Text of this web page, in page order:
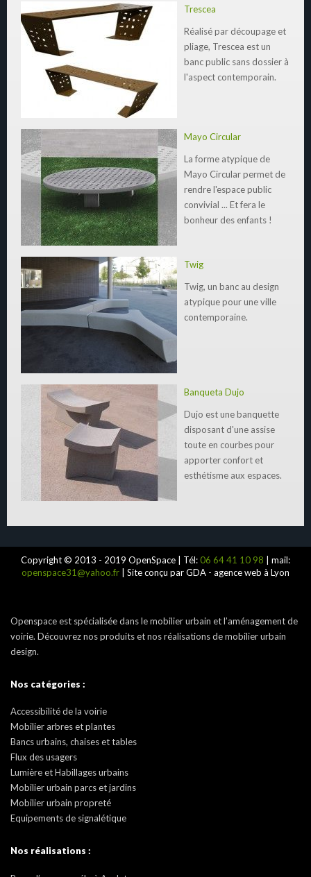
Trescea
Réalisé par découpage et
pliage, Trescea est un
banc public sans dossier à
l'aspect contemporain.
Mayo Circular
La forme atypique de
Mayo Circular permet de
rendre l'espace public
convivial ... Et fera le
bonheur des enfants !
Twig
Twig, un banc au design
atypique pour une ville
contemporaine.
Banqueta Dujo
Dujo est une banquette
disposant d'une assise
toute en courbes pour
apporter confort et
esthétisme aux espaces.
Copyright © 2013 - 2019 OpenSpace | Tél:06 64 41 10 98 | mail:
openspace31@yahoo.fr | Site conçu par GDA - agence web à Lyon
Openspace est spécialisée dans le mobilier urbain et l’aménagement de
voirie. Découvrez nos produits et nos réalisations de mobilier urbain
design.
Nos catégories :
Accessibilité de la voirie
Mobilier arbres et plantes
Bancs urbains, chaises et tables
Flux des usagers
Lumière et Habillages urbains
Mobilier urbain parcs et jardins
Mobilier urbain propreté
Equipements de signalétique
Nos réalisations :